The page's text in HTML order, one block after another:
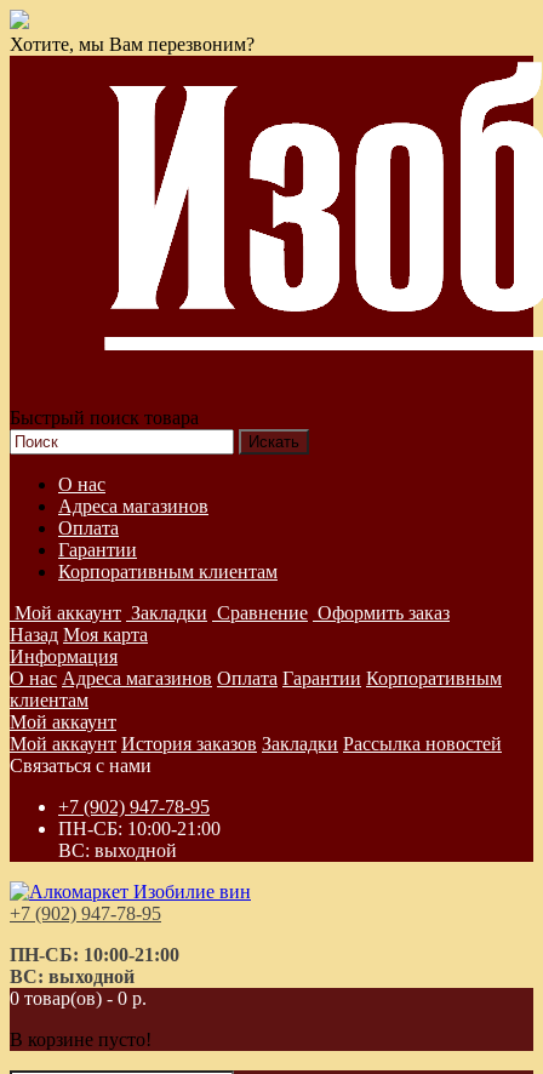
Хотите, мы Вам перезвоним?
Быстрый поиск товара
О нас
Адреса магазинов
Оплата
Гарантии
Корпоративным клиентам
Мой аккаунт Закладки Сравнение Оформить заказ
Назад Моя карта
Информация
О нас Адреса магазинов Оплата Гарантии Корпоративным
клиентам
Мой аккаунт
Мой аккаунт История заказов Закладки Рассылка новостей
Связаться с нами
+7 (902) 947-78-95
ПН-СБ: 10:00-21:00
ВС: выходной
+7 (902) 947-78-95
ПН-СБ: 10:00-21:00
ВС: выходной
0 товар(ов) - 0 р.
В корзине пусто!